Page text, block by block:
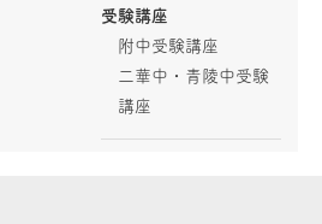
受験講座
附中受験講座
二華中・青陵中受験
講座